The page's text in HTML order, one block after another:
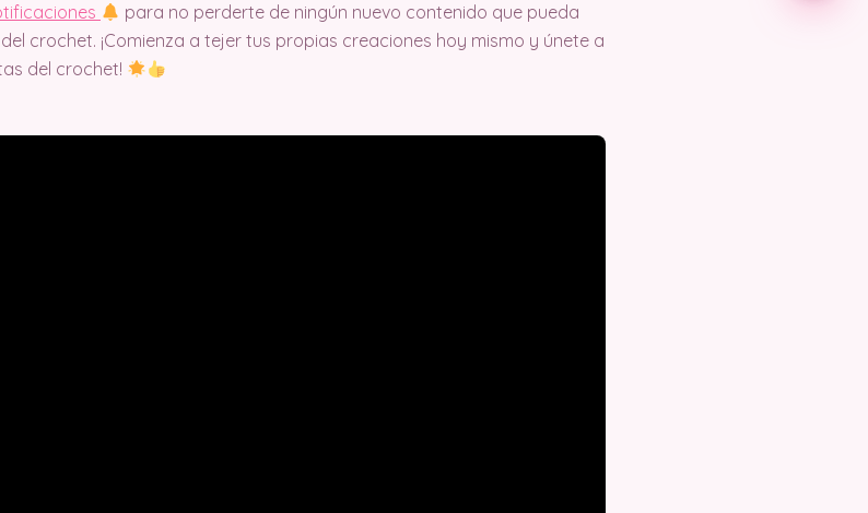
para no perderte de ningún nuevo contenido que pueda
crochet. ¡Comienza a tejer tus propias creaciones hoy mismo y únete a
del crochet!